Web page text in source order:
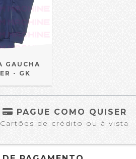
GAUCHA
- GK
PAGUE COMO QUISER
Cartões de crédito ou à vista